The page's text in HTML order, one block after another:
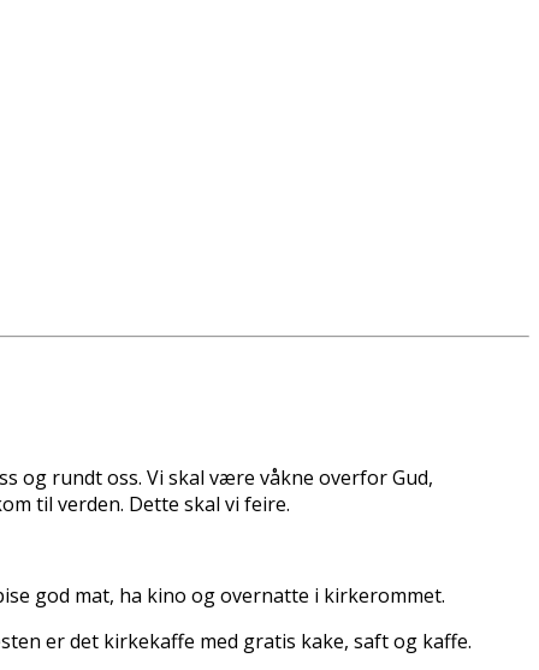
og rundt oss. Vi skal være våkne overfor Gud,
til verden. Dette skal vi feire.
god mat, ha kino og overnatte i kirkerommet.
er det kirkekaffe med gratis kake, saft og kaffe.